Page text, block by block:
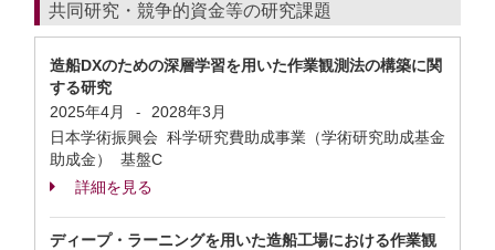
共同研究・競争的資金等の研究課題
造船DXのための深層学習を用いた作業観測法の構築に関
する研究
2025年4月
-
2028年3月
日本学術振興会 科学研究費助成事業（学術研究助成基金
助成金） 基盤C
詳細を見る
ディープ・ラーニングを用いた造船工場における作業観